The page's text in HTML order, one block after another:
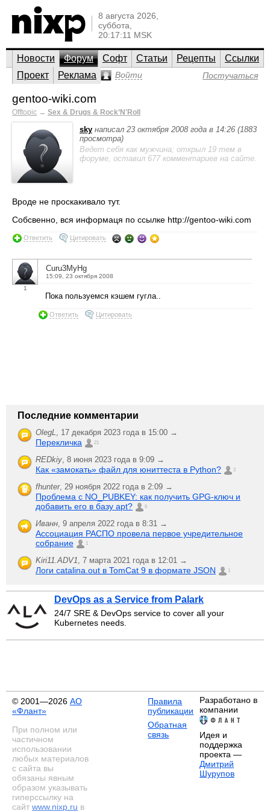
8 августа 2026,
суббота,
20:17:11 MSK
Новости Форум Софт Статьи Рецепты
Ссылки
Проект
Реклама Войти Постучаться
gentoo-wiki.com
Offtopic → Sex & Drugs & Rock’N'Roll
sky написал 23 октября 2008 года в 14:26 (1883
просмотра)
Ведет себя как мужчина; открыл 19 тем в
форуме, оставил 677 комментариев на сайте.
Вроде не проскакивало тут.
Собсвенно, вся информаця по ссылке http://gentoo-wiki.com
Ответить Цитировать
1
Curu3MyHg
15:09, 23 октября 2008
Пока пользуемся кэшем гугла..
Ответить Цитировать
Последние комментарии
OlegL, 17 декабря 2023 года в 15:00 →
Перекличка 21
REDkiy, 8 июня 2023 года в 9:09 →
Как «замокать» файл для юниттеста в Python? 2
fhunter, 29 ноября 2022 года в 2:09 →
Проблема с NO_PUBKEY: как получить GPG-ключ и
добавить его в базу apt?
6
Иванн, 9 апреля 2022 года в 8:31 →
Ассоциация РАСПО провела первое учредительное
собрание
1
Kiri11.ADV1, 7 марта 2021 года в 12:01 →
Логи catalina.out в TomCat 9 в формате JSON 1
DevOps as a Service from Palark
24/7 SRE & DevOps service to cover all your
Kubernetes needs.
© 2001—2026 АО
«Флант»
При полном или
частичном
использовании
любых материалов
с сайта вы
обязаны явным
образом указывать
гиперссылку на
сайт www.nixp.ru в
Правила
публикации
Обратная
связь
Разработано в
компании
Идея и
поддержка
проекта —
Дмитрий
Шурупов